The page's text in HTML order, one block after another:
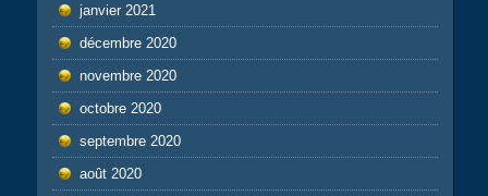
janvier 2021
décembre 2020
novembre 2020
octobre 2020
septembre 2020
août 2020